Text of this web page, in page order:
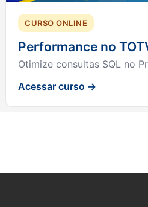
CURSO ONLINE
Performance no
Otimize consultas SQL no
Acessar curso →